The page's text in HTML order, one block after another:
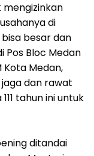
mengizinkan
di
besar dan
Pos Bloc Medan
Kota Medan,
dan rawat
tahun ini untuk
ditandai